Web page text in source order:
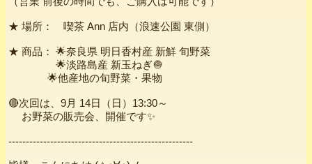
★ 場所： 喫茶 Ann 店内（浪速公園 東側）
★ 商品： 🌟奈良県 明日香村産 新鮮 旬野菜
🌟淡路島産 新玉ねぎ🧅
🌟他産地の旬野菜・果物
🔴次回は、9月 14日（日）13:30～
お野菜の販売会、開催です✨
-----------------------------------------------------